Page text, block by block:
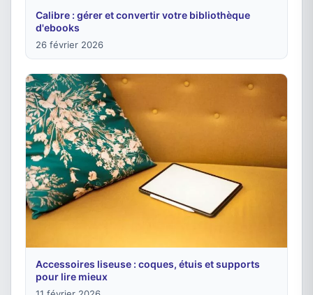
Calibre : gérer et convertir votre bibliothèque
d'ebooks
26 février 2026
Accessoires liseuse : coques, étuis et supports
pour lire mieux